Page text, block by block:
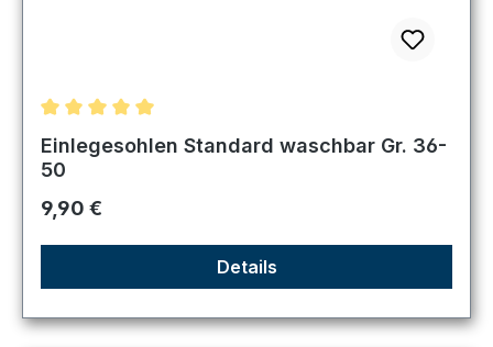
Durchschnittliche Bewertung von 5 von 5 Sternen
Einlegesohlen Standard waschbar Gr. 36-
50
Regulärer Preis:
9,90 €
Details